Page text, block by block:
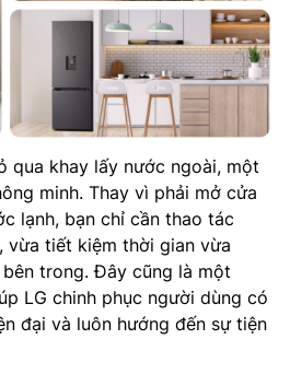
qua khay lấy nước ngoài, một
minh. Thay vì phải mở cửa
lạnh, bạn chỉ cần thao tác
tiết kiệm thời gian vừa
trong. Đây cũng là một
LG chinh phục người dùng có
đại và luôn hướng đến sự tiện